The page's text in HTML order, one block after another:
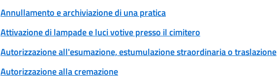
Annullamento e archiviazione di una pratica
Attivazione di lampade e luci votive presso il cimitero
Autorizzazione all'esumazione, estumulazione straordinaria o traslazione
Autorizzazione alla cremazione